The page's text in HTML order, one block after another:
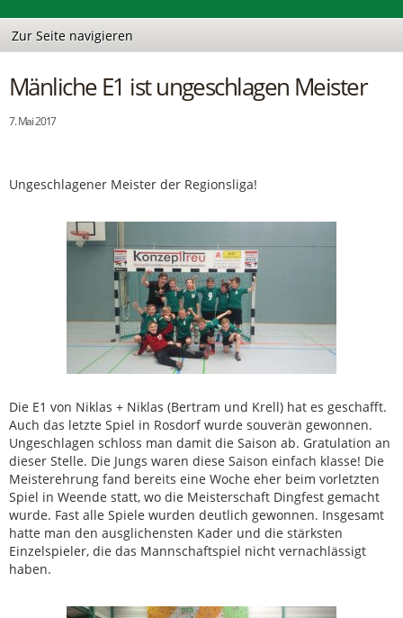
Mänliche E1 ist ungeschlagen Meister
7. Mai 2017
Ungeschlagener Meister der Regionsliga!
Die E1 von Niklas + Niklas (Bertram und Krell) hat es geschafft.
Auch das letzte Spiel in Rosdorf wurde souverän gewonnen.
Ungeschlagen schloss man damit die Saison ab. Gratulation an
dieser Stelle. Die Jungs waren diese Saison einfach klasse! Die
Meisterehrung fand bereits eine Woche eher beim vorletzten
Spiel in Weende statt, wo die Meisterschaft Dingfest gemacht
wurde. Fast alle Spiele wurden deutlich gewonnen. Insgesamt
hatte man den ausglichensten Kader und die stärksten
Einzelspieler, die das Mannschaftspiel nicht vernachlässigt
haben.